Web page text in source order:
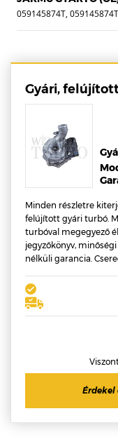
810822-1, 810822-2,
059145874T,
059145874L,
Gyári,
Minden részletre
felújított gyári turbó.
turbóval megegyező
jegyzőkönyv,
nélküli garancia.